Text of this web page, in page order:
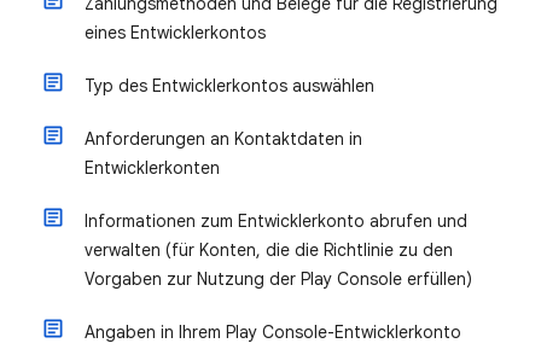
eines Entwicklerkontos
Typ des Entwicklerkontos auswählen
Anforderungen an Kontaktdaten in
Entwicklerkonten
Informationen zum Entwicklerkonto abrufen und
verwalten (für Konten, die die Richtlinie zu den
Vorgaben zur Nutzung der Play Console erfüllen)
Angaben in Ihrem Play Console-Entwicklerkonto